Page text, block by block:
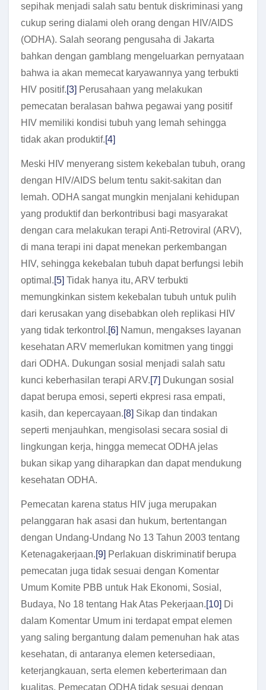
sepihak menjadi salah satu bentuk diskriminasi yang
cukup sering dialami oleh orang dengan HIV/AIDS
(ODHA). Salah seorang pengusaha di Jakarta
bahkan dengan gamblang mengeluarkan pernyataan
bahwa ia akan memecat karyawannya yang terbukti
HIV positif.[3] Perusahaan yang melakukan
pemecatan beralasan bahwa pegawai yang positif
HIV memiliki kondisi tubuh yang lemah sehingga
tidak akan produktif.[4]
Meski HIV menyerang sistem kekebalan tubuh, orang
dengan HIV/AIDS belum tentu sakit-sakitan dan
lemah. ODHA sangat mungkin menjalani kehidupan
yang produktif dan berkontribusi bagi masyarakat
dengan cara melakukan terapi Anti-Retroviral (ARV),
di mana terapi ini dapat menekan perkembangan
HIV, sehingga kekebalan tubuh dapat berfungsi lebih
optimal.[5] Tidak hanya itu, ARV terbukti
memungkinkan sistem kekebalan tubuh untuk pulih
dari kerusakan yang disebabkan oleh replikasi HIV
yang tidak terkontrol.[6] Namun, mengakses layanan
kesehatan ARV memerlukan komitmen yang tinggi
dari ODHA. Dukungan sosial menjadi salah satu
kunci keberhasilan terapi ARV.[7] Dukungan sosial
dapat berupa emosi, seperti ekpresi rasa empati,
kasih, dan kepercayaan.[8] Sikap dan tindakan
seperti menjauhkan, mengisolasi secara sosial di
lingkungan kerja, hingga memecat ODHA jelas
bukan sikap yang diharapkan dan dapat mendukung
kesehatan ODHA.
Pemecatan karena status HIV juga merupakan
pelanggaran hak asasi dan hukum, bertentangan
dengan Undang-Undang No 13 Tahun 2003 tentang
Ketenagakerjaan.[9] Perlakuan diskriminatif berupa
pemecatan juga tidak sesuai dengan Komentar
Umum Komite PBB untuk Hak Ekonomi, Sosial,
Budaya, No 18 tentang Hak Atas Pekerjaan.[10] Di
dalam Komentar Umum ini terdapat empat elemen
yang saling bergantung dalam pemenuhan hak atas
kesehatan, di antaranya elemen ketersediaan,
keterjangkauan, serta elemen keberterimaan dan
kualitas. Pemecatan ODHA tidak sesuai dengan